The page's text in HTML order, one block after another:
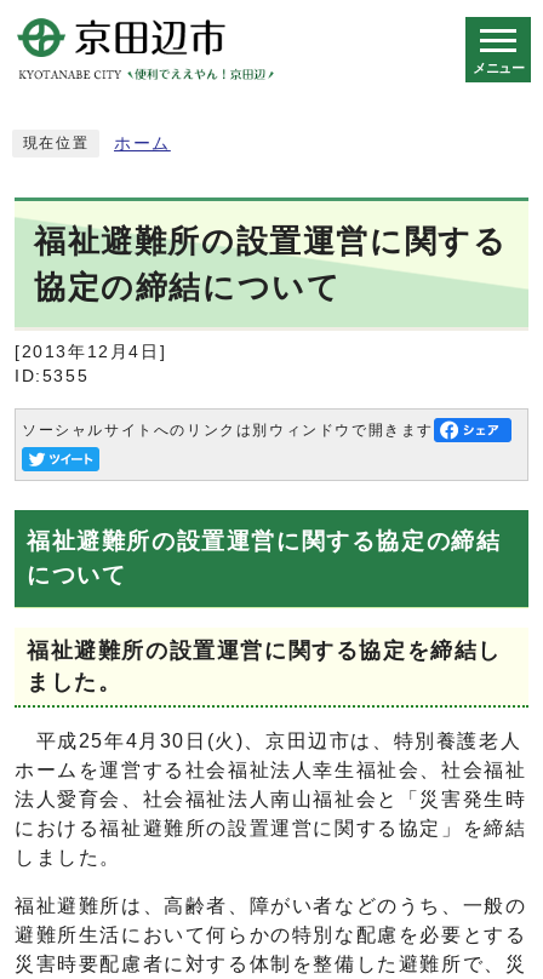
メニュー
現在位置 ホーム
福祉避難所の設置運営に関する
協定の締結について
[2013年12月4日]
ID:5355
ソーシャルサイトへのリンクは別ウィンドウで開きます
福祉避難所の設置運営に関する協定の締結
について
福祉避難所の設置運営に関する協定を締結し
ました。
平成25年4月30日(火)、京田辺市は、特別養護老人
ホームを運営する社会福祉法人幸生福祉会、社会福祉
法人愛育会、社会福祉法人南山福祉会と「災害発生時
における福祉避難所の設置運営に関する協定」を締結
しました。
福祉避難所は、高齢者、障がい者などのうち、一般の
避難所生活において何らかの特別な配慮を必要とする
災害時要配慮者に対する体制を整備した避難所で、災